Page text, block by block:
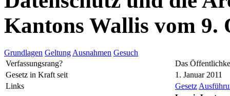
Kantons Wallis vom 9.
Grundlagen Geltung Ausnahmen Gesuch
Verfassungsrang?
Das
Gesetz in Kraft seit
1. Januar 2011
Links
Gesetz